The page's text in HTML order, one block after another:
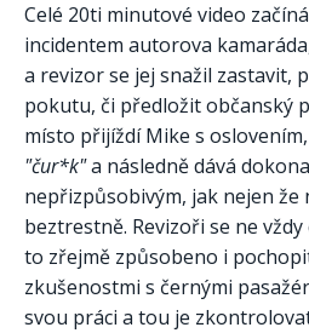
Celé 20ti minutové video
incidentem autorova
a revizor se jej snažil zastavit,
pokutu, či předložit občanský
místo přijíždí Mike s
"čur*k"a následně dává
nepřizpůsobivým, jak nejen
beztrestně. Revizoři se ne
to zřejmě způsobeno i
zkušenostmi s černými
svou práci a tou je